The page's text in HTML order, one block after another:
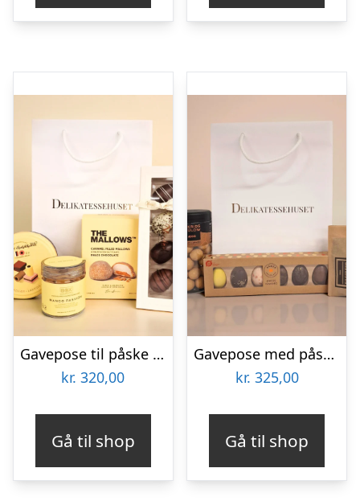
Gavepose til påske med dansk gourmetslik
kr. 320,00
Gå til shop
Gavepose med påskechokolade og Lakrids by Bülow
kr. 325,00
Gå til shop